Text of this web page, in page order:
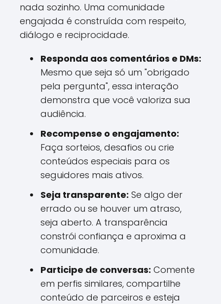
nada sozinho. Uma comunidade
engajada é construída com respeito,
diálogo e reciprocidade.
Responda aos comentários e DMs:
Mesmo que seja só um "obrigado
pela pergunta", essa interação
demonstra que você valoriza sua
audiência.
Recompense o engajamento:
Faça sorteios, desafios ou crie
conteúdos especiais para os
seguidores mais ativos.
Seja transparente: Se algo der
errado ou se houver um atraso,
seja aberto. A transparência
constrói confiança e aproxima a
comunidade.
Participe de conversas: Comente
em perfis similares, compartilhe
conteúdo de parceiros e esteja